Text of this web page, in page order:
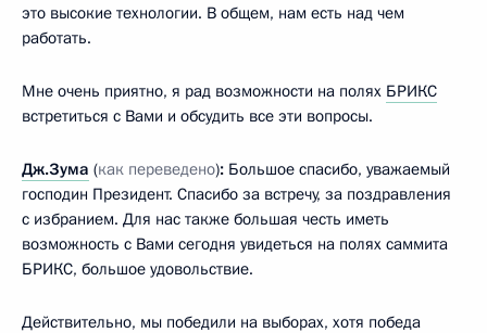
это высокие технологии. В общем, нам есть над чем
работать.
Мне очень приятно, я рад возможности на полях БРИКС
встретиться с Вами и обсудить все эти вопросы.
Дж.Зума (как переведено): Большое спасибо, уважаемый
господин Президент. Спасибо за встречу, за поздравления
с избранием. Для нас также большая честь иметь
возможность с Вами сегодня увидеться на полях саммита
БРИКС, большое удовольствие.
Действительно, мы победили на выборах, хотя победа